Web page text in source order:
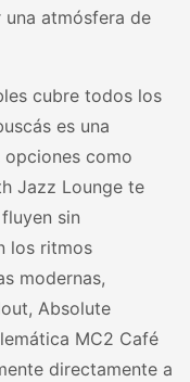
una atmósfera de
cubre todos los
es una
como
Jazz Lounge te
sin
los ritmos
modernas,
Absolute
MC2 Café
directamente a